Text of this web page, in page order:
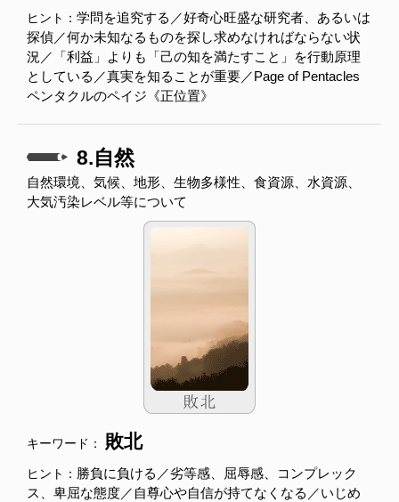
ヒント： 学問を追究する／好奇心旺盛な研究者、あるいは
探偵／何か未知なるものを探し求めなければならない状
況／「利益」よりも「己の知を満たすこと」を行動原理
としている／真実を知ることが重要／Page of Pentacles
ペンタクルのペイジ《正位置》
8.自然
自然環境、気候、地形、生物多様性、食資源、水資源、
大気汚染レベル等について
キーワード： 敗北
ヒント： 勝負に負ける／劣等感、屈辱感、コンプレック
ス、卑屈な態度／自尊心や自信が持てなくなる／いじめ